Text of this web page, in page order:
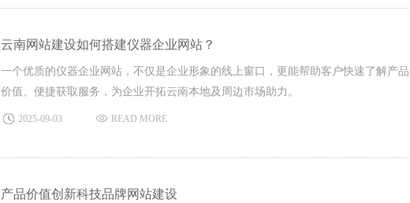
云南网站建设如何搭建仪器企业网站？
一个优质的仪器企业网站，不仅是企业形象的线上窗口，更能帮助客户快速了解产品
价值、便捷获取服务，为企业开拓云南本地及周边市场助力。
2025-09-03 READ MORE
产品价值创新科技品牌网站建设